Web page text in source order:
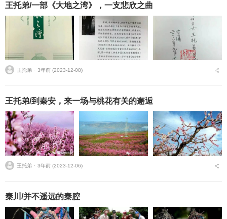
王托弟/一部《大地之湾》，一支悲欣之曲
王托弟 ⋅ 3年前 (2023-12-08)
王托弟/到秦安，来一场与桃花有关的邂逅
王托弟 ⋅ 3年前 (2023-12-06)
秦川/并不遥远的秦腔